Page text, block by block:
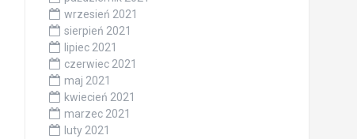
wrzesień 2021
sierpień 2021
lipiec 2021
czerwiec 2021
maj 2021
kwiecień 2021
marzec 2021
luty 2021